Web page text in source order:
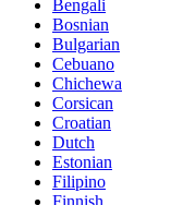
Bengali
Bosnian
Bulgarian
Cebuano
Chichewa
Corsican
Croatian
Dutch
Estonian
Filipino